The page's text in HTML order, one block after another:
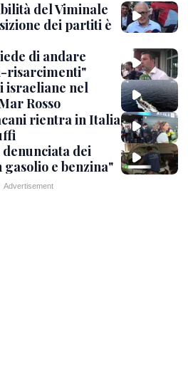
del Viminale
dei partiti è
di andare
risarcimenti"
israeliane nel
Rosso
rientra in Italia
dei
gasolio e benzina"